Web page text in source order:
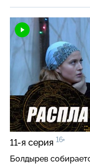
11-я серия 16+
Болдырев